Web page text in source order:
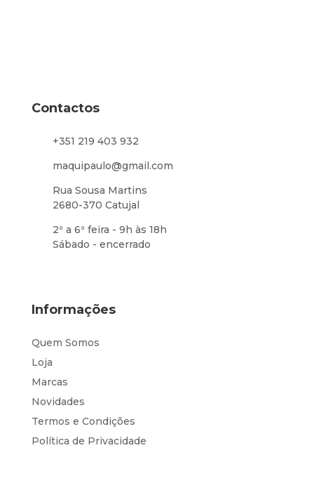
Contactos
+351 219 403 932
maquipaulo@gmail.com
Rua Sousa Martins
2680-370 Catujal
2ª a 6ª feira - 9h às 18h
Sábado - encerrado
Informações
Quem Somos
Loja
Marcas
Novidades
Termos e Condições
Política de Privacidade